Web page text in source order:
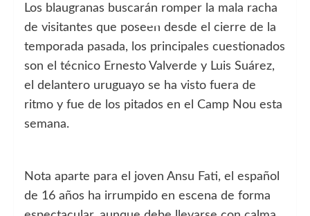
Los blaugranas buscarán romper la mala racha
de visitantes que poseen desde el cierre de la
temporada pasada, los principales cuestionados
son el técnico Ernesto Valverde y Luis Suárez,
el delantero uruguayo se ha visto fuera de
ritmo y fue de los pitados en el Camp Nou esta
semana.
Nota aparte para el joven Ansu Fati, el español
de 16 años ha irrumpido en escena de forma